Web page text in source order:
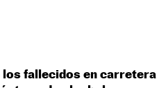
los fallecidos en carretera